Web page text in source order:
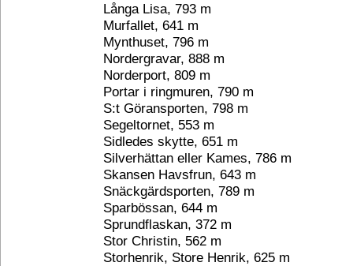
Långa Lisa, 793 m
Murfallet, 641 m
Mynthuset, 796 m
Nordergravar, 888 m
Norderport, 809 m
Portar i ringmuren, 790 m
S:t Göransporten, 798 m
Segeltornet, 553 m
Sidledes skytte, 651 m
Silverhättan eller Kames, 786 m
Skansen Havsfrun, 643 m
Snäckgärdsporten, 789 m
Sparbössan, 644 m
Sprundflaskan, 372 m
Stor Christin, 562 m
Storhenrik, Store Henrik, 625 m